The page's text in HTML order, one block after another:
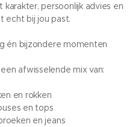
persoonlijk advies en
echt bij jou past.
én bijzondere momenten
afwisselende mix van:
en rokken
en tops
en jeans